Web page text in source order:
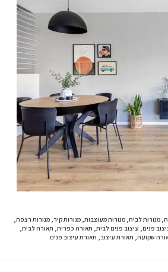
, מנורות לבית, מנורות מעוצבות, מנורות קיר, מנורות רצפה,
פנים, עיצוב פנים לבית, תאורה כפרית, תאורה לבית,
שקועה, תאורת עיצוב, תאורת עיצוב פנים